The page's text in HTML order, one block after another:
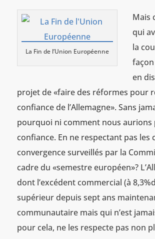
La Fin de l’Union Européenne
Mais
qui
la
en
projet de «faire des réformes pour
confiance de l’Allemagne». Sans
pourquoi ni comment nous aurions
confiance. En ne respectant pas les
convergence surveillés par la
cadre du «semestre européen»?
dont l’excédent commercial (à
supérieur depuis sept ans
communautaire mais qui n’est
pour cela, ne les respecte pas non